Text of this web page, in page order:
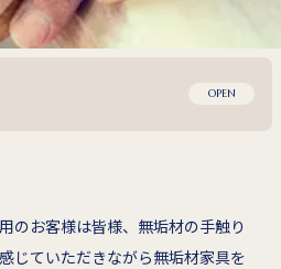
OPEN
のお客様は皆様、無垢材の手触り
じていただきながら無垢材家具を